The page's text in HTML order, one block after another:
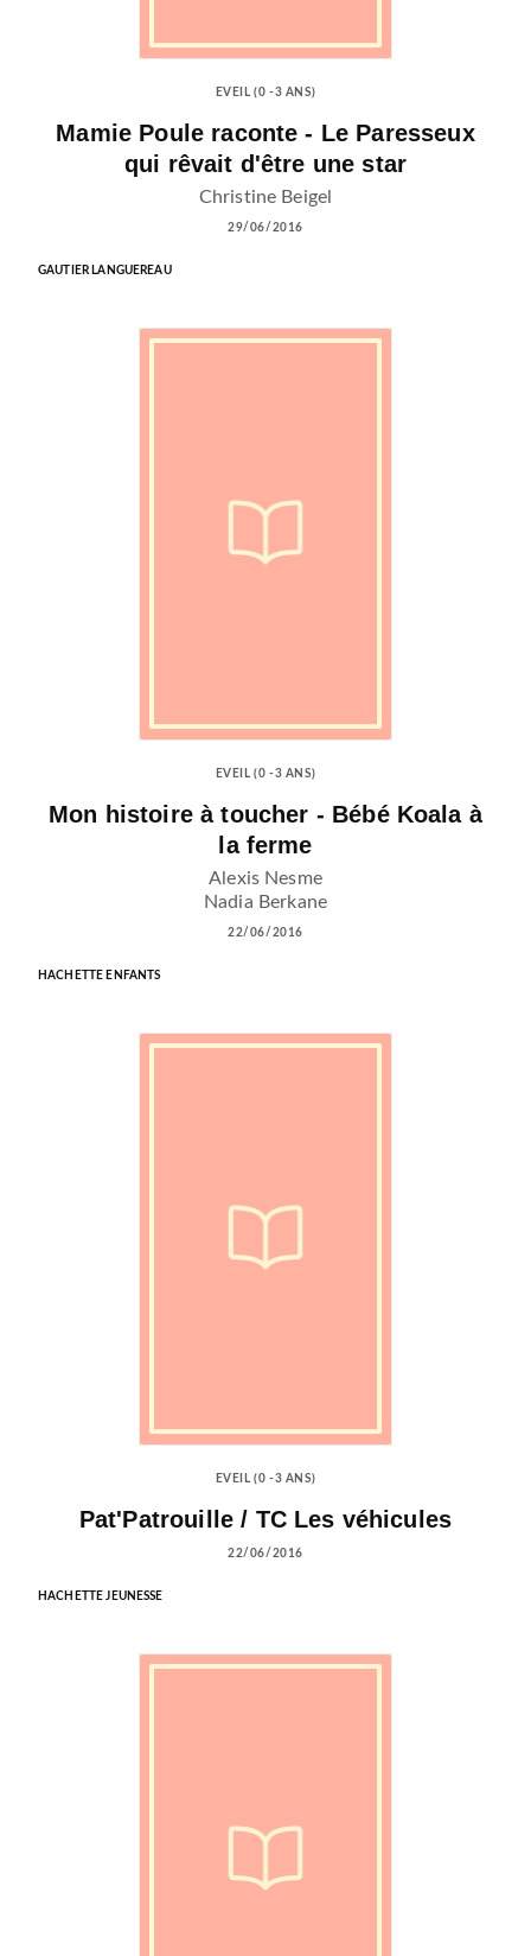
EVEIL (0 -3 ANS)
Mamie Poule raconte - Le Paresseux
qui rêvait d'être une star
Christine Beigel
29/06/2016
GAUTIER LANGUEREAU
EVEIL (0 -3 ANS)
Mon histoire à toucher - Bébé Koala à
la ferme
Alexis Nesme
Nadia Berkane
22/06/2016
HACHETTE ENFANTS
EVEIL (0 -3 ANS)
Pat'Patrouille / TC Les véhicules
22/06/2016
HACHETTE JEUNESSE